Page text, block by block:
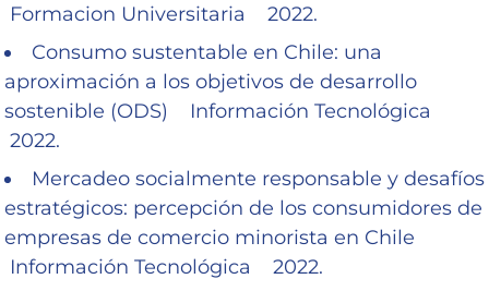
Formacion Universitaria 2022.
Consumo sustentable en Chile: una
aproximación a los objetivos de desarrollo
sostenible (ODS) Información Tecnológica
2022.
Mercadeo socialmente responsable y desafíos
estratégicos: percepción de los consumidores de
empresas de comercio minorista en Chile
Información Tecnológica 2022.